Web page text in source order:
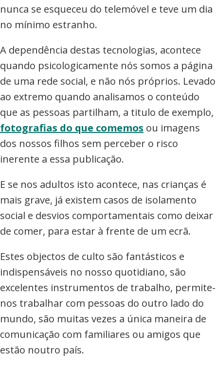
nunca se esqueceu do telemóvel e teve um dia
no mínimo estranho.
A dependência destas tecnologias, acontece
quando psicologicamente nós somos a página
de uma rede social, e não nós próprios. Levado
ao extremo quando analisamos o conteúdo
que as pessoas partilham, a titulo de exemplo,
fotografias do que comemos ou imagens
dos nossos filhos sem perceber o risco
inerente a essa publicação.
E se nos adultos isto acontece, nas crianças é
mais grave, já existem casos de isolamento
social e desvios comportamentais como deixar
de comer, para estar à frente de um ecrã.
Estes objectos de culto são fantásticos e
indispensáveis no nosso quotidiano, são
excelentes instrumentos de trabalho, permite-
nos trabalhar com pessoas do outro lado do
mundo, são muitas vezes a única maneira de
comunicação com familiares ou amigos que
estão noutro país.